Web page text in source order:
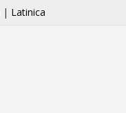
| Latinica